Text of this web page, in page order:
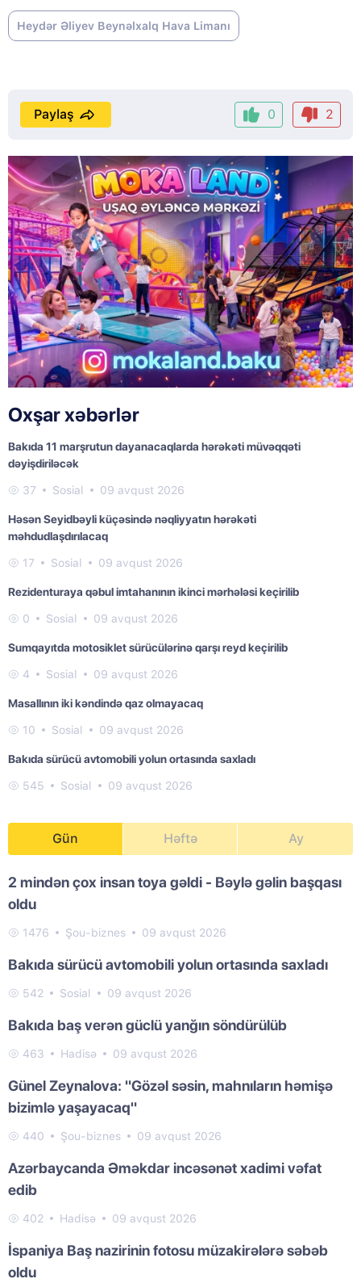
Heydər Əliyev Beynəlxalq Hava Limanı
0 2
Paylaş
Oxşar xəbərlər
Bakıda 11 marşrutun dayanacaqlarda hərəkəti müvəqqəti
dəyişdiriləcək
37 Sosial 09 avqust 2026
Həsən Seyidbəyli küçəsində nəqliyyatın hərəkəti
məhdudlaşdırılacaq
17 Sosial 09 avqust 2026
Rezidenturaya qəbul imtahanının ikinci mərhələsi keçirilib
0 Sosial 09 avqust 2026
Sumqayıtda motosiklet sürücülərinə qarşı reyd keçirilib
4 Sosial 09 avqust 2026
Masallının iki kəndində qaz olmayacaq
10 Sosial 09 avqust 2026
Bakıda sürücü avtomobili yolun ortasında saxladı
545 Sosial 09 avqust 2026
Gün Həftə Ay
2 mindən çox insan toya gəldi - Bəylə gəlin başqası
oldu
1476 Şou-biznes 09 avqust 2026
Bakıda sürücü avtomobili yolun ortasında saxladı
542 Sosial 09 avqust 2026
Bakıda baş verən güclü yanğın söndürülüb
463 Hadisə 09 avqust 2026
Günel Zeynalova: "Gözəl səsin, mahnıların həmişə
bizimlə yaşayacaq"
440 Şou-biznes 09 avqust 2026
Azərbaycanda Əməkdar incəsənət xadimi vəfat
edib
402 Hadisə 09 avqust 2026
İspaniya Baş nazirinin fotosu müzakirələrə səbəb
oldu